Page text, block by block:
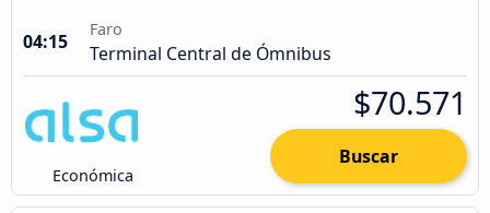
04:15
Faro
Terminal Central de Ómnibus
Económica
$70.571
Buscar